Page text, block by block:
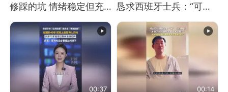
修踩的坑 情绪稳定但充
计 但每处都有瑕疵 网
友：一开始我没笑 但看
到洗手盆我没绷住
恳求西班牙士兵：“可不
00:37 00:14